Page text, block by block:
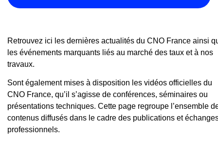
Retrouvez ici les dernières actualités du CNO France ainsi
les événements marquants liés au marché des taux et à nos
travaux.
Sont également mises à disposition les vidéos officielles du
CNO France, qu’il s’agisse de conférences, séminaires ou
présentations techniques. Cette page regroupe l’ensemble
contenus diffusés dans le cadre des publications et
professionnels.